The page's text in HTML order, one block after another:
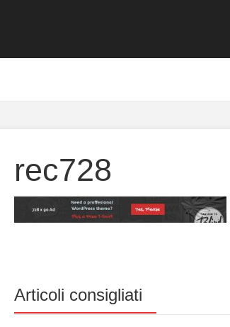
rec728
Articoli consigliati